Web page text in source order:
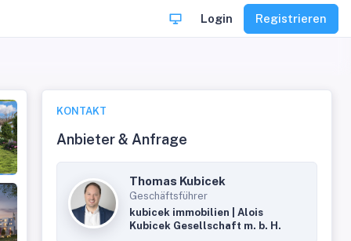
Login Registrieren
KONTAKT
Anbieter & Anfrage
Thomas Kubicek
Geschäftsführer
kubicek immobilien | Alois
Kubicek Gesellschaft m. b. H.